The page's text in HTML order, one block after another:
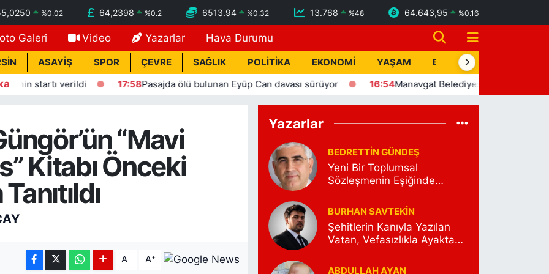
%0.02 64,2398 %0.2 6513.94 %0.32 13.768 %48 64.643,95 %0.16
Galeri Video Yazarlar Hava Durumu
ASAYİŞ SPOR ÇEVRE SAĞLIK POLİTİKA EKONOMİ YAŞAM BİK İLAN
17:58Pasajda ölü bulunan Eyüp Can davası sürüyor 16:54Manavgat Belediyesi'nden yaylalara kütüphane
“Mavi
Kitabı Önceki
A- A+
Yazarlar
BEDRETTIN GÜNDEŞ
Yeni Bir Toplumsal
Sözleşmenin Eşiğinde…
BURHAN SAVTEKİN
Şehitlerin Kanıyla Yazılan
Vatan, Vefasızlıkla Ayakta
ABDULLAH AYAN